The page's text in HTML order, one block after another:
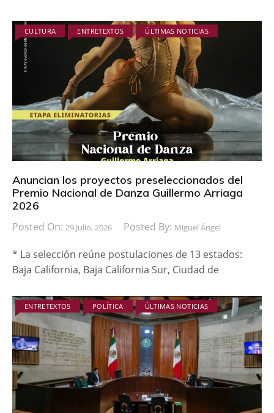
CULTURA ENTRETEXTOS ÚLTIMAS NOTICIAS
Anuncian los proyectos preseleccionados del
Premio Nacional de Danza Guillermo Arriaga
2026
Posted On: 29 Julio, 2026 Posted By: Miguel Ángel
* La selección reúne postulaciones de 13 estados:
Baja California, Baja California Sur, Ciudad de
ENTRETEXTOS POLÍTICA ÚLTIMAS NOTICIAS